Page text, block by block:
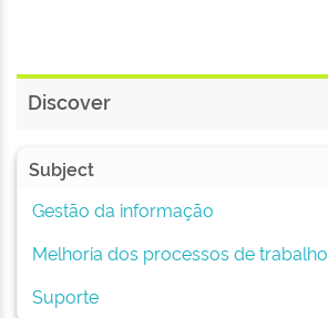
Discover
Subject
Gestão da informação
Melhoria dos processos de trabalho
Suporte